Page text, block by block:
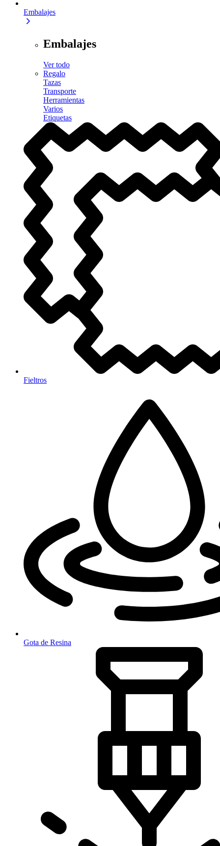
Embalajes
Embalajes
Ver todo
Regalo
Tazas
Transporte
Herramientas
Varios
Etiquetas
Fieltros
Gota de Resina